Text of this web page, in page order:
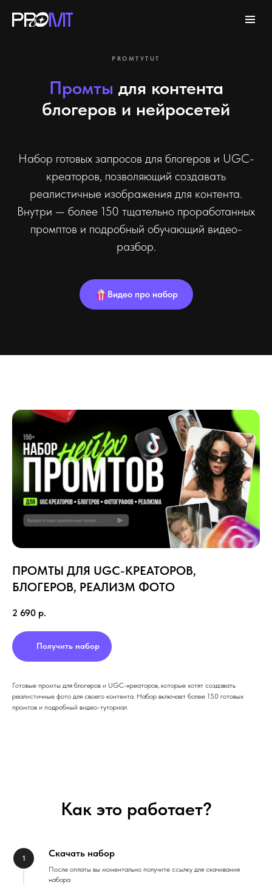
PROMTYTUT
Промты для контента
блогеров и нейросетей
Набор готовых запросов для блогеров и UGC-
креаторов, позволяющий создавать
реалистичные изображения для контента.
Внутри — более 150 тщательно проработанных
промптов и подробный обучающий видео-
разбор.
Видео про набор
ПРОМТЫ ДЛЯ UGC-КРЕАТОРОВ,
БЛОГЕРОВ, РЕАЛИЗМ ФОТО
2 690 р.
Получить набор
Готовые промты для блогеров и UGC-креаторов, которые хотят создавать
реалистичные фото для своего контента. Набор включает более 150 готовых
промтов и подробный видео-туториал.
Как это работает?
Скачать набор
После оплаты вы моментально получите ссылку для скачивания
набора